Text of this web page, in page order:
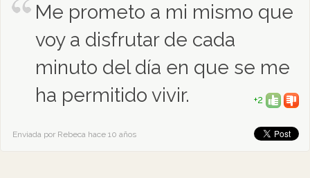
Me prometo a mi mismo que
voy a disfrutar de cada
minuto del día en que se me
ha permitido vivir.
+2
Enviada por Rebeca hace 10 años